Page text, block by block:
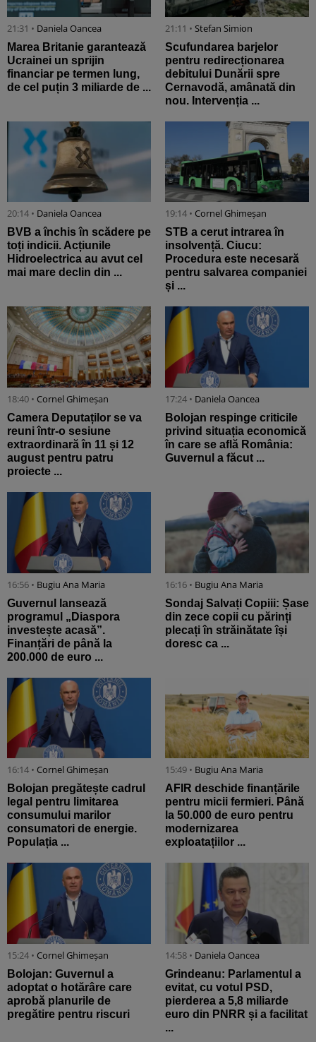
21:31 • Daniela Oancea
Marea Britanie garantează
Ucrainei un sprijin
financiar pe termen lung,
de cel puțin 3 miliarde de ...
21:11 • Stefan Simion
Scufundarea barjelor
pentru redirecționarea
debitului Dunării spre
Cernavodă, amânată din
nou. Intervenția ...
20:14 • Daniela Oancea
BVB a închis în scădere pe
toți indicii. Acțiunile
Hidroelectrica au avut cel
mai mare declin din ...
19:14 • Cornel Ghimeșan
STB a cerut intrarea în
insolvență. Ciucu:
Procedura este necesară
pentru salvarea companiei
și ...
18:40 • Cornel Ghimeșan
Camera Deputaților se va
reuni într-o sesiune
extraordinară în 11 și 12
august pentru patru
proiecte ...
17:24 • Daniela Oancea
Bolojan respinge criticile
privind situația economică
în care se află România:
Guvernul a făcut ...
16:56 • Bugiu ⁠Ana Maria
Guvernul lansează
programul „Diaspora
investește acasă”.
Finanțări de până la
200.000 de euro ...
16:16 • Bugiu ⁠Ana Maria
Sondaj Salvați Copiii: Șase
din zece copii cu părinți
plecați în străinătate își
doresc ca ...
16:14 • Cornel Ghimeșan
Bolojan pregătește cadrul
legal pentru limitarea
consumului marilor
consumatori de energie.
Populația ...
15:49 • Bugiu ⁠Ana Maria
AFIR deschide finanțările
pentru micii fermieri. Până
la 50.000 de euro pentru
modernizarea
exploatațiilor ...
15:24 • Cornel Ghimeșan
Bolojan: Guvernul a
adoptat o hotărâre care
aprobă planurile de
pregătire pentru riscuri
14:58 • Daniela Oancea
Grindeanu: Parlamentul a
evitat, cu votul PSD,
pierderea a 5,8 miliarde
euro din PNRR și a facilitat
...